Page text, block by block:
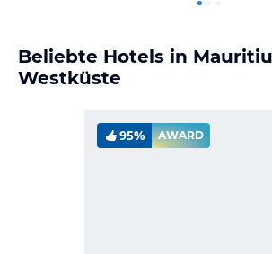
Beliebte Hotels in
Westküste
95% AWARD